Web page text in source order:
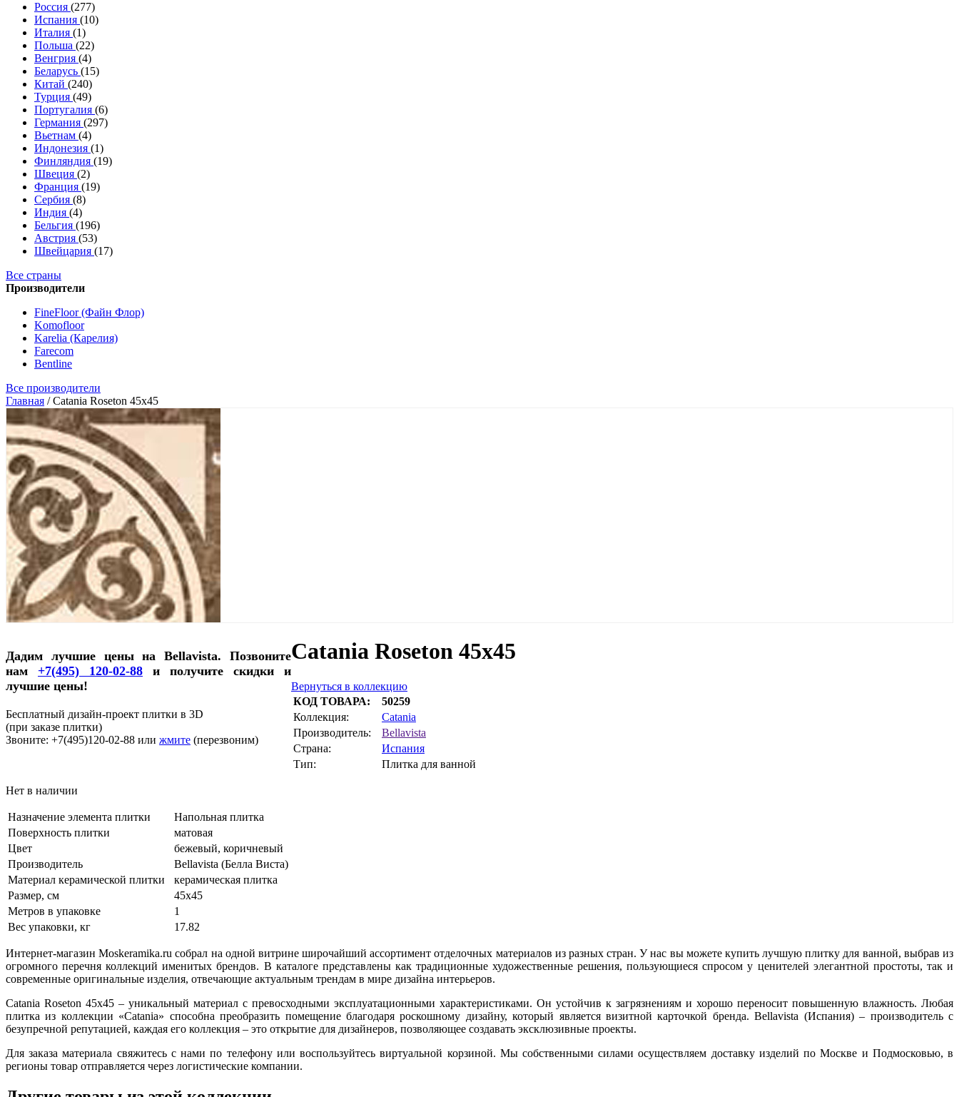
Россия (277)
Испания (10)
Италия (1)
Польша (22)
Венгрия (4)
Беларусь (15)
Китай (240)
Турция (49)
Португалия (6)
Германия (297)
Вьетнам (4)
Индонезия (1)
Финляндия (19)
Швеция (2)
Франция (19)
Сербия (8)
Индия (4)
Бельгия (196)
Австрия (53)
Швейцария (17)
Все страны
Производители
FineFloor (Файн Флор)
Komofloor
Karelia (Карелия)
Farecom
Bentline
Все производители
Главная /Catania Roseton 45x45
Дадим лучшие цены на Bellavista. Позвоните
нам +7(495) 120-02-88 и получите скидки и
лучшие цены!
Бесплатный дизайн-проект плитки в 3D
(при заказе плитки)
Звоните: +7(495)120-02-88 или жмите (перезвоним)
Catania Roseton 45x45
Вернуться в коллекцию
КОД ТОВАРА:
50259
Коллекция:
Catania
Производитель:
Bellavista
Страна:
Испания
Тип:
Плитка для ванной
Нет в наличии
Назначение элемента плитки
Напольная плитка
Поверхность плитки
матовая
Цвет
бежевый, коричневый
Производитель
Bellavista (Белла Виста)
Материал керамической плитки
керамическая плитка
Размер, см
45х45
Метров в упаковке
1
Вес упаковки, кг
17.82
Интернет-магазин Moskeramika.ru собрал на одной витрине широчайший ассортимент отделочных материалов из разных стран. У нас вы можете купить лучшую плитку для ванной, выбрав из
огромного перечня коллекций именитых брендов. В каталоге представлены как традиционные художественные решения, пользующиеся спросом у ценителей элегантной простоты, так и
современные оригинальные изделия, отвечающие актуальным трендам в мире дизайна интерьеров.
Catania Roseton 45x45 – уникальный материал с превосходными эксплуатационными характеристиками. Он устойчив к загрязнениям и хорошо переносит повышенную влажность. Любая
плитка из коллекции «Catania» способна преобразить помещение благодаря роскошному дизайну, который является визитной карточкой бренда. Bellavista (Испания) – производитель с
безупречной репутацией, каждая его коллекция – это открытие для дизайнеров, позволяющее создавать эксклюзивные проекты.
Для заказа материала свяжитесь с нами по телефону или воспользуйтесь виртуальной корзиной. Мы собственными силами осуществляем доставку изделий по Москве и Подмосковью, в
регионы товар отправляется через логистические компании.